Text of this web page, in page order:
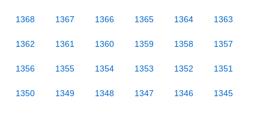
1368 1367 1366 1365 1364 1363
1362 1361 1360 1359 1358 1357
1356 1355 1354 1353 1352 1351
1350 1349 1348 1347 1346 1345